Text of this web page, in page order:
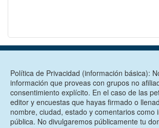
Política de Privacidad (información básica):
información que proveas con grupos no
consentimiento explícito. En el caso de las
editor y encuestas que hayas firmado o
nombre, ciudad, estado y comentarios como
pública. No divulgaremos públicamente tu